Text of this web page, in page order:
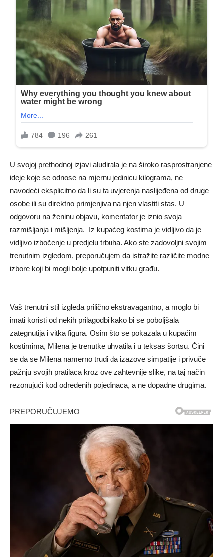
U svojoj prethodnoj izjavi aludirala je na široko rasprostranjene
ideje koje se odnose na mjernu jedinicu kilograma, ne
navodeći eksplicitno da li su ta uvjerenja naslijeđena od druge
osobe ili su direktno primjenjiva na njen vlastiti stas. U
odgovoru na ženinu objavu, komentator je iznio svoja
razmišljanja i mišljenja. Iz kupaćeg kostima je vidljivo da je
vidljivo izbočenje u predjelu trbuha. Ako ste zadovoljni svojim
trenutnim izgledom, preporučujem da istražite različite modne
izbore koji bi mogli bolje upotpuniti vitku građu.
Vaš trenutni stil izgleda prilično ekstravagantno, a moglo bi
imati koristi od nekih prilagodbi kako bi se poboljšala
zategnutija i vitka figura. Osim što se pokazala u kupaćim
kostimima, Milena je trenutke uhvatila i u teksas šortsu. Čini
se da se Milena namerno trudi da izazove simpatije i privuče
pažnju svojih pratilaca kroz ove zahtevnije slike, na taj način
rezonujući kod određenih pojedinaca, a ne dopadne drugima.